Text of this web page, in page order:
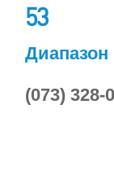
53
Диапазон
(073) 328-